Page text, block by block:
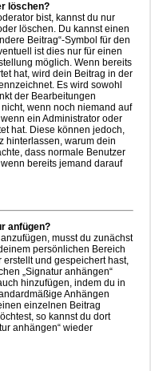
löschen?
bist, kannst du nur
löschen. Du kannst einen
Beitrag“-Symbol für den
ist dies nur für einen
möglich. Wenn bereits
hat, wird dein Beitrag in der
Es wird sowohl
der Bearbeitungen
wenn noch niemand auf
ein Administrator oder
hat. Diese können jedoch,
hinterlassen, warum dein
dass normale Benutzer
bereits jemand darauf
anfügen?
musst du zunächst
persönlichen Bereich
und gespeichert hast,
„Signatur anhängen“
hinzufügen, indem du in
Anhängen
einzelnen Beitrag
so kannst du dort
anhängen“ wieder